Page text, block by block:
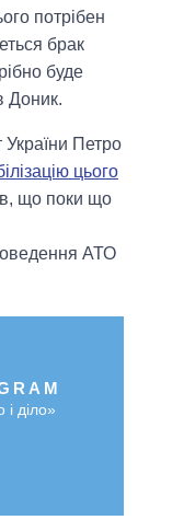
потрібен
брак
буде
Доник.
Петро
цього
що поки що
АТО
діло»